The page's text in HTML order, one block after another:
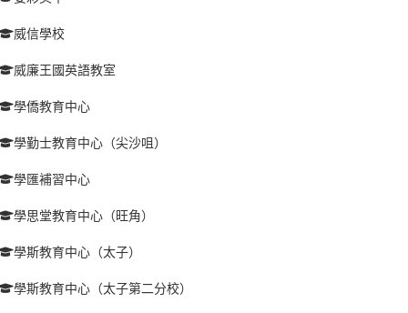
威信學校
威廉王國英語教室
學僑教育中心
學勤士教育中心（尖沙咀）
學匯補習中心
學思堂教育中心（旺角）
學斯教育中心（太子）
學斯教育中心（太子第二分校）